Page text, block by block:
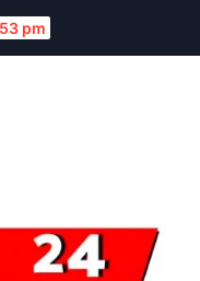
pm